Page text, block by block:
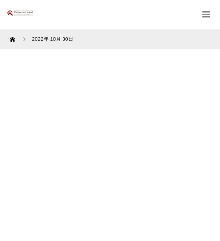
Home 2022年 10月 30日